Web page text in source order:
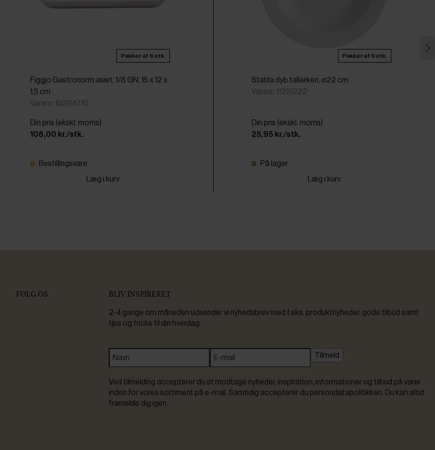
Pakker af 6 stk.
Figgjo Gastronorm asiet, 1/8 GN, 15 x 12 x
1,5 cm
Varenr: 10294710
Din pris (ekskl. moms)
108,00 kr./stk.
Bestillingsvare
Læg i kurv
Pakker af 6 stk.
Stabla dyb tallerken, ø22 cm
Varenr: 11251222
Din pris (ekskl. moms)
25,95 kr./stk.
På lager
Læg i kurv
FØLG OS BLIV INSPIRERET
2-4 gange om måneden udsender vi nyhedsbrev med f.eks. produktnyheder, gode tilbud samt
tips og tricks til din hverdag.
Tilmeld
Ved tilmelding accepterer du at modtage nyheder, inspiration, informationer og tilbud på varer
inden for vores sortiment på e-mail. Samtidig accepterer du persondatapolitikken. Du kan altid
framelde dig igen.